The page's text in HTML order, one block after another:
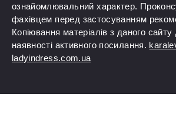
ознайомлювальний характер.
фахівцем перед застосуванням
Копіювання матеріалів з даного
наявності активного посилання.
ladyindress.com.ua